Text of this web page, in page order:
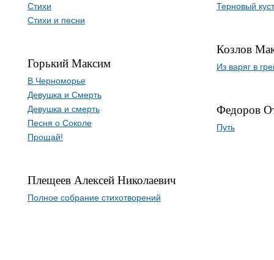
Стихи
Стихи и песни
Горький Максим
В Черноморье
Девушка и Смерть
Девушка и смерть
Песня о Соколе
Прощай!
Плещеев Алексей Николаевич
Полное собрание стихотворений
Терновый куст
Козлов
Из варяг в
Федоров
Путь